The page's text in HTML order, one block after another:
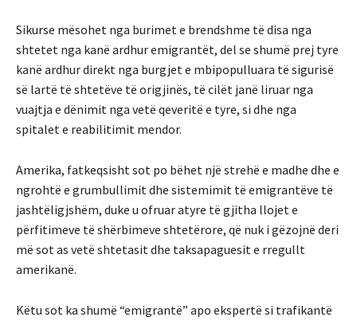
Sikurse mësohet nga burimet e brendshme të disa nga
shtetet nga kanë ardhur emigrantët, del se shumë prej tyre
kanë ardhur direkt nga burgjet e mbipopulluara të sigurisë
së lartë të shtetëve të origjinës, të cilët janë liruar nga
vuajtja e dënimit nga vetë qeveritë e tyre, si dhe nga
spitalet e reabilitimit mendor.
Amerika, fatkeqsisht sot po bëhet një strehë e madhe dhe e
ngrohtë e grumbullimit dhe sistemimit të emigrantëve të
jashtëligjshëm, duke u ofruar atyre të gjitha llojet e
përfitimeve të shërbimeve shtetërore, që nuk i gëzojnë deri
më sot as vetë shtetasit dhe taksapaguesit e rregullt
amerikanë.
Këtu sot ka shumë “emigrantë” apo ekspertë si trafikantë